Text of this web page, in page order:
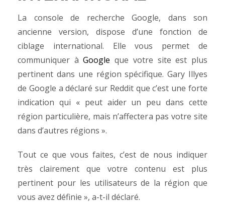
La console de recherche Google, dans son
ancienne version, dispose d’une fonction de
ciblage international. Elle vous permet de
communiquer àGoogle que votre site est plus
pertinent dans une région spécifique. Gary Illyes
de Google a déclaré sur Reddit que c’est une forte
indication qui « peut aider un peu dans cette
région particulière, mais n’affectera pas votre site
dans d’autres régions ».
Tout ce que vous faites, c’est de nous indiquer
très clairement que votre contenu est plus
pertinent pour les utilisateurs de la région que
vous avez définie », a-t-il déclaré.